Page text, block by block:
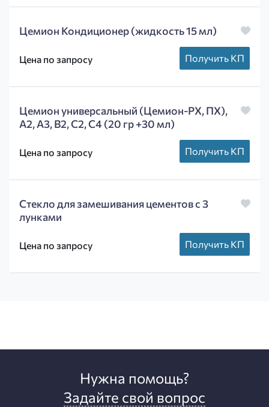
Цемион Кондиционер (жидкость 15 мл)
Цена по запросу Получить КП
Цемион универсальный (Цемион-РХ, ПХ),
А2, А3, В2, С2, С4 (20 гр +30 мл)
Цена по запросу Получить КП
Стекло для замешивания цементов с 3
лунками
Цена по запросу Получить КП
Нужна помощь?
Задайте свой вопрос